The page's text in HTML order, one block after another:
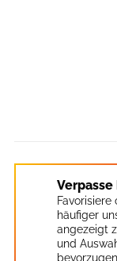
häufiger
angezeigt
und